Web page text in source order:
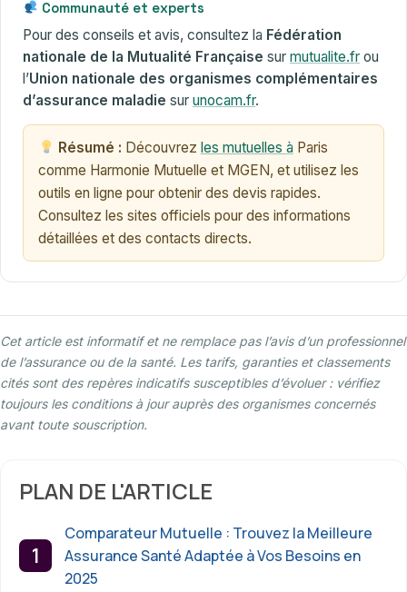
Communauté et experts
Pour des conseils et avis, consultez la Fédération
nationale de la Mutualité Française sur mutualite.fr ou
l’Union nationale des organismes complémentaires
d’assurance maladie sur unocam.fr.
Résumé : Découvrez les mutuelles à Paris
comme Harmonie Mutuelle et MGEN, et utilisez les
outils en ligne pour obtenir des devis rapides.
Consultez les sites officiels pour des informations
détaillées et des contacts directs.
Cet article est informatif et ne remplace pas l’avis d’un professionnel
de l’assurance ou de la santé. Les tarifs, garanties et classements
cités sont des repères indicatifs susceptibles d’évoluer : vérifiez
toujours les conditions à jour auprès des organismes concernés
avant toute souscription.
PLAN DE L'ARTICLE
Comparateur Mutuelle : Trouvez la Meilleure
Assurance Santé Adaptée à Vos Besoins en
2025